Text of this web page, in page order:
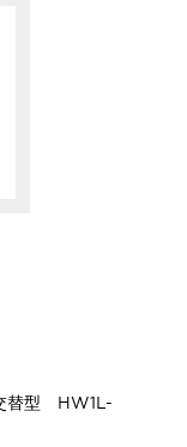
替型 HW1L-